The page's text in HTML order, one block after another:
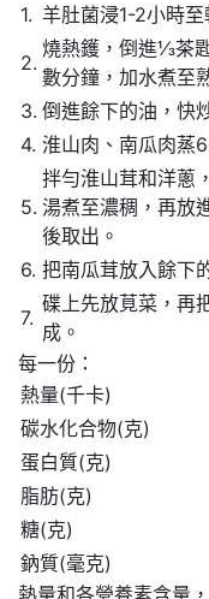
1. 羊肚菌浸1-2小時至
2.
燒熱鑊，倒進⅓茶
數分鐘，加水煮至
3. 倒進餘下的油，快
4. 淮山肉、南瓜肉蒸
5.
拌勻淮山茸和洋蔥
湯煮至濃稠，再放
後取出。
6. 把南瓜茸放入餘下
7.
碟上先放莧菜，再
成。
每一份：
熱量(千卡)
碳水化合物(克)
蛋白質(克)
脂肪(克)
糖(克)
鈉質(毫克)
熱量和各營養素含量